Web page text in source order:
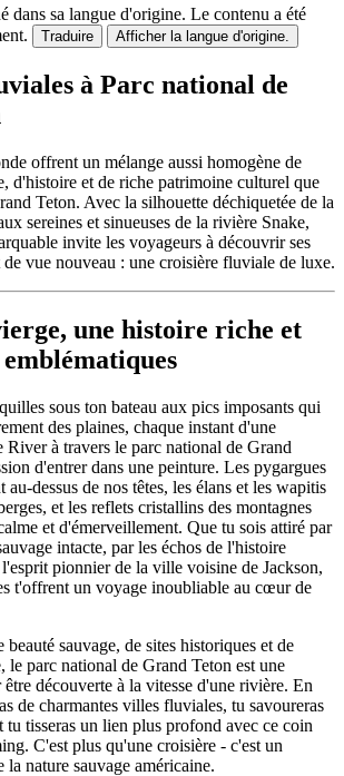
dans sa langue d'origine. Le contenu a été
Traduire Afficher la langue d'origine.
à Parc national de
offrent un mélange aussi homogène de
d'histoire et de riche patrimoine culturel que
Teton. Avec la silhouette déchiquetée de la
sereines et sinueuses de la rivière Snake,
invite les voyageurs à découvrir ses
vue nouveau : une croisière fluviale de luxe.
une histoire riche et
emblématiques
sous ton bateau aux pics imposants qui
des plaines, chaque instant d'une
River à travers le parc national de Grand
d'entrer dans une peinture. Les pygargues
au-dessus de nos têtes, les élans et les wapitis
et les reflets cristallins des montagnes
et d'émerveillement. Que tu sois attiré par
intacte, par les échos de l'histoire
pionnier de la ville voisine de Jackson,
t'offrent un voyage inoubliable au cœur de
beauté sauvage, de sites historiques et de
le parc national de Grand Teton est une
découverte à la vitesse d'une rivière. En
de charmantes villes fluviales, tu savoureras
tu tisseras un lien plus profond avec ce coin
C'est plus qu'une croisière - c'est un
la nature sauvage américaine.